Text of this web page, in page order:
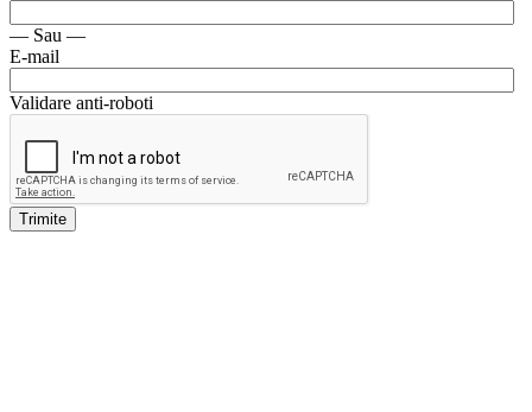
— Sau —
E-mail
Validare anti-roboti
Trimite